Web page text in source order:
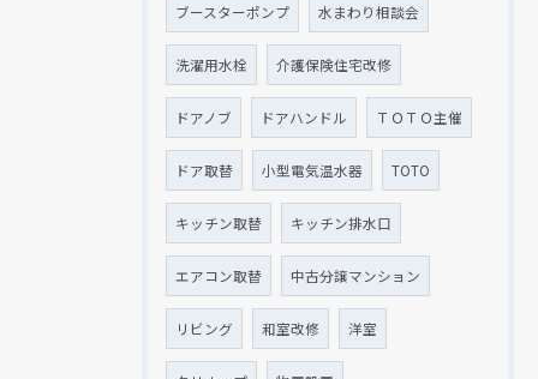
ブースターポンプ 水まわり相談会
洗濯用水栓 介護保険住宅改修
ドアノブ ドアハンドル ＴＯＴＯ主催
ドア取替 小型電気温水器 TOTO
キッチン取替 キッチン排水口
エアコン取替 中古分譲マンション
リビング 和室改修 洋室